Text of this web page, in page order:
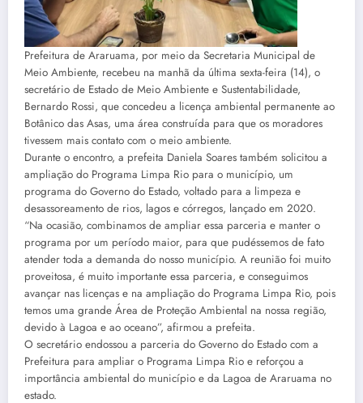
Prefeitura de Araruama, por meio da Secretaria Municipal de
Meio Ambiente, recebeu na manhã da última sexta-feira (14), o
secretário de Estado de Meio Ambiente e Sustentabilidade,
Bernardo Rossi, que concedeu a licença ambiental permanente ao
Botânico das Asas, uma área construída para que os moradores
tivessem mais contato com o meio ambiente.
Durante o encontro, a prefeita Daniela Soares também solicitou a
ampliação do Programa Limpa Rio para o município, um
programa do Governo do Estado, voltado para a limpeza e
desassoreamento de rios, lagos e córregos, lançado em 2020.
“Na ocasião, combinamos de ampliar essa parceria e manter o
programa por um período maior, para que pudéssemos de fato
atender toda a demanda do nosso município. A reunião foi muito
proveitosa, é muito importante essa parceria, e conseguimos
avançar nas licenças e na ampliação do Programa Limpa Rio, pois
temos uma grande Área de Proteção Ambiental na nossa região,
devido à Lagoa e ao oceano”, afirmou a prefeita.
O secretário endossou a parceria do Governo do Estado com a
Prefeitura para ampliar o Programa Limpa Rio e reforçou a
importância ambiental do município e da Lagoa de Araruama no
estado.